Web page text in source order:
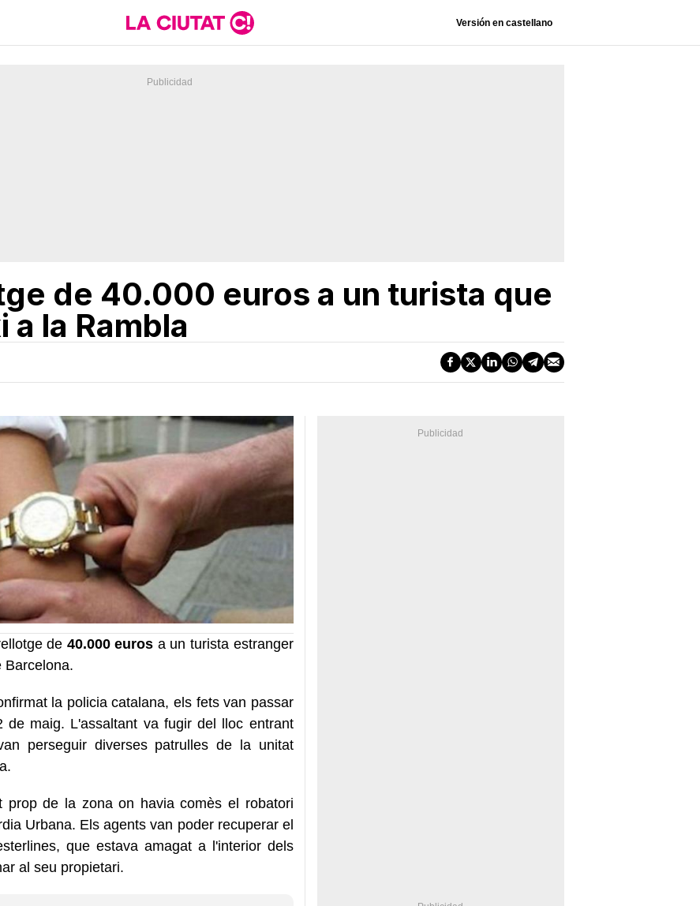
Versión en castellano
de 40.000 euros a un turista que
a la Rambla
de 40.000 euros a un turista estranger
Barcelona.
la policia catalana, els fets van passar
maig. L'assaltant va fugir del lloc entrant
perseguir diverses patrulles de la unitat
prop de la zona on havia comès el robatori
Urbana. Els agents van poder recuperar el
que estava amagat a l'interior dels
al seu propietari.